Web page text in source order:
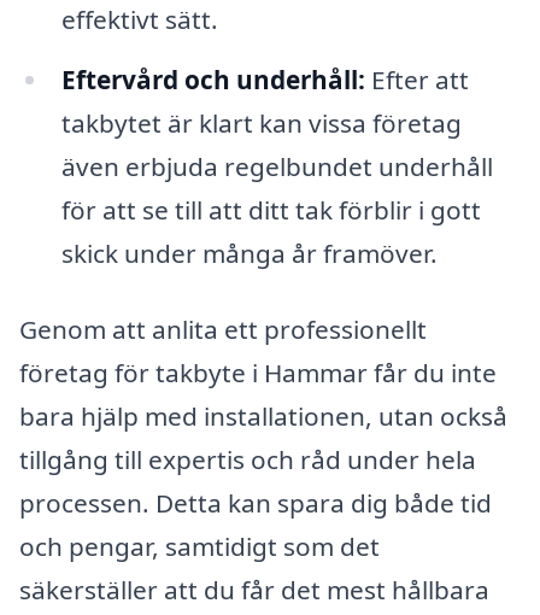
effektivt sätt.
Eftervård och underhåll: Efter att
takbytet är klart kan vissa företag
även erbjuda regelbundet underhåll
för att se till att ditt tak förblir i gott
skick under många år framöver.
Genom att anlita ett professionellt
företag för takbyte i Hammar får du inte
bara hjälp med installationen, utan också
tillgång till expertis och råd under hela
processen. Detta kan spara dig både tid
och pengar, samtidigt som det
säkerställer att du får det mest hållbara